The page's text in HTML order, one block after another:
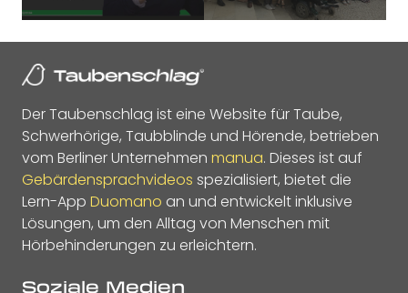
Der Taubenschlag ist eine Website für Taube,
Schwerhörige, Taubblinde und Hörende, betrieben
vom Berliner Unternehmen manua. Dieses ist auf
Gebärdensprachvideos spezialisiert, bietet die
Lern-App Duomano an und entwickelt inklusive
Lösungen, um den Alltag von Menschen mit
Hörbehinderungen zu erleichtern.
Soziale Medien